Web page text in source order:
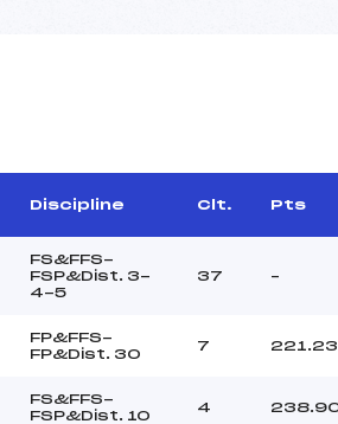
Discipline Clt. Pts
FS&FFS-
FSP&Dist. 3-
4-5
37 –
FP&FFS-
FP&Dist. 30
7 221.23
FS&FFS-
FSP&Dist. 10
4